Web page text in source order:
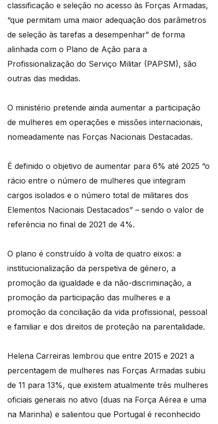
classificação e seleção no acesso às Forças Armadas,
“que permitam uma maior adequação dos parâmetros
de seleção às tarefas a desempenhar” de forma
alinhada com o Plano de Ação para a
Profissionalização do Serviço Militar (PAPSM), são
outras das medidas.
O ministério pretende ainda aumentar a participação
de mulheres em operações e missões internacionais,
nomeadamente nas Forças Nacionais Destacadas.
É definido o objetivo de aumentar para 6% até 2025 “o
rácio entre o número de mulheres que integram
cargos isolados e o número total de militares dos
Elementos Nacionais Destacados” – sendo o valor de
referência no final de 2021 de 4%.
O plano é construído à volta de quatro eixos: a
institucionalização da perspetiva de género, a
promoção da igualdade e da não-discriminação, a
promoção da participação das mulheres e a
promoção da conciliação da vida profissional, pessoal
e familiar e dos direitos de proteção na parentalidade.
Helena Carreiras lembrou que entre 2015 e 2021 a
percentagem de mulheres nas Forças Armadas subiu
de 11 para 13%, que existem atualmente três mulheres
oficiais generais no ativo (duas na Força Aérea e uma
na Marinha) e salientou que Portugal é reconhecido